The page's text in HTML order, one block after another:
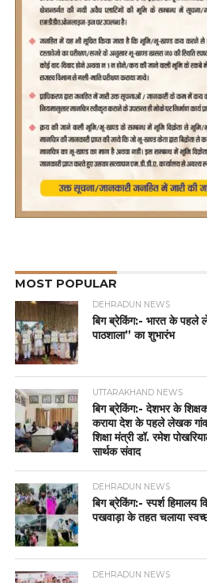
MOST POPULAR
DEHRADUN NEWS
बिग ब्रेकिंग:- भारत के पहले
पाठशाला” का शुभारंभ
UTTARAKHAND NEWS
बिग ब्रेकिंग:- देशभर के
कराया देश के पहले लेखक
शिक्षा मंत्री डॉ. रमेश
सार्थक संवाद
DEHRADUN NEWS
बिग ब्रेकिंग:- स्पर्श हिमालय
पखवाड़ा के तहत चलाया
DEHRADUN NEWS